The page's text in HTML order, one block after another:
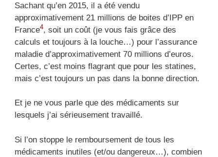
Sachant qu’en 2015, il a été vendu
approximativement 21 millions de boites d’IPP en
France4, soit un coût (je vous fais grâce des
calculs et toujours à la louche…) pour l’assurance
maladie d’approximativement 70 millions d’euros.
Certes, c’est moins flagrant que pour les statines,
mais c’est toujours un pas dans la bonne direction.
Et je ne vous parle que des médicaments sur
lesquels j’ai sérieusement travaillé.
Si l’on stoppe le remboursement de tous les
médicaments inutiles (et/ou dangereux…), combien